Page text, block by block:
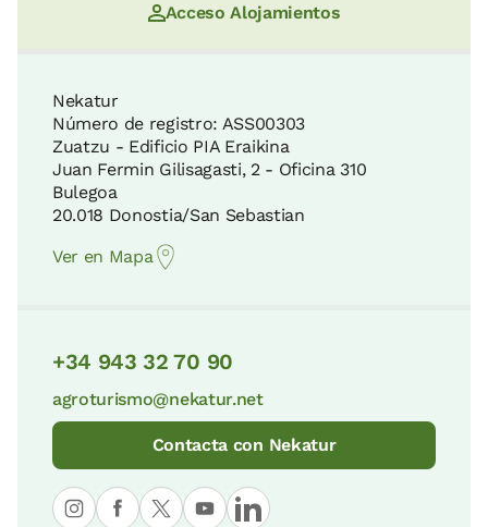
Acceso Alojamientos
Nekatur
Número de registro: ASS00303
Zuatzu - Edificio PIA Eraikina
Juan Fermin Gilisagasti, 2 - Oficina 310
Bulegoa
20.018 Donostia/San Sebastian
Ver en Mapa
+34 943 32 70 90
agroturismo@nekatur.net
Contacta con Nekatur